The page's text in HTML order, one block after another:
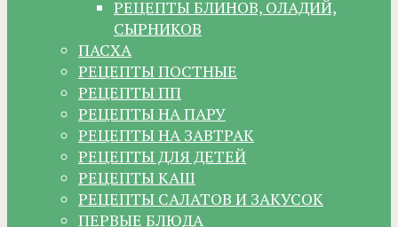
РЕЦЕПТЫ БЛИНОВ, ОЛАДИЙ,
СЫРНИКОВ
ПАСХА
РЕЦЕПТЫ ПОСТНЫЕ
РЕЦЕПТЫ ПП
РЕЦЕПТЫ НА ПАРУ
РЕЦЕПТЫ НА ЗАВТРАК
РЕЦЕПТЫ ДЛЯ ДЕТЕЙ
РЕЦЕПТЫ КАШ
РЕЦЕПТЫ САЛАТОВ И ЗАКУСОК
ПЕРВЫЕ БЛЮДА